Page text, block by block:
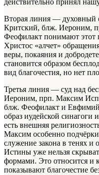
действительно принял
Вторая линия — духовный
Критский, блж. Иероним,
Феофилакт понимают этот
Христос «алчет»
веры, покаяния и
становится образом
вид благочестия, но нет
Третья линия — суд над
Иероним, прп. Максим
блж. Феофилакт и Евфимий
образ иудейской синагоги
есть внешняя
Максим особенно
служение закона в тенях и
Истины уже нельзя
формами. Это относится и
показывают благочестие